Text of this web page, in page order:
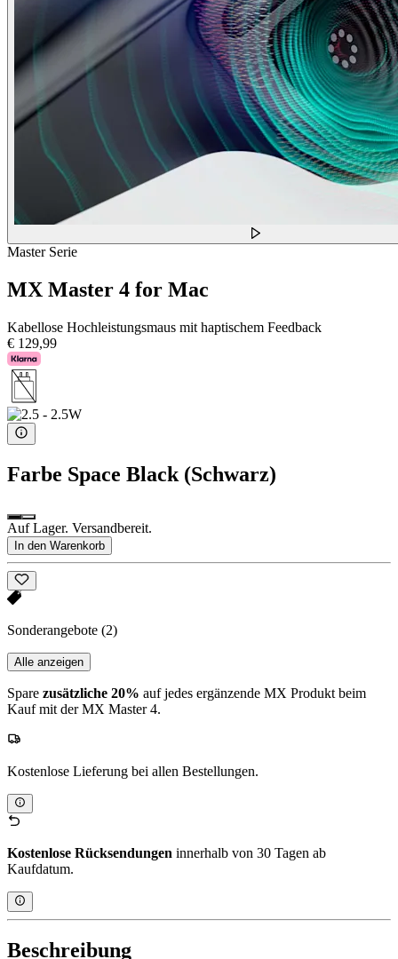
Master Serie
MX Master 4 for Mac
Kabellose Hochleistungsmaus mit haptischem Feedback
€ 129,99
Farbe Space Black (Schwarz)
Auf Lager. Versandbereit.
In den Warenkorb
Sonderangebote (2)
Alle anzeigen
Spare zusätzliche 20% auf jedes ergänzende MX Produkt beim
Kauf mit der MX Master 4.
Kostenlose Lieferung bei allen Bestellungen.
Kostenlose Rücksendungen innerhalb von 30 Tagen ab
Kaufdatum.
Beschreibung